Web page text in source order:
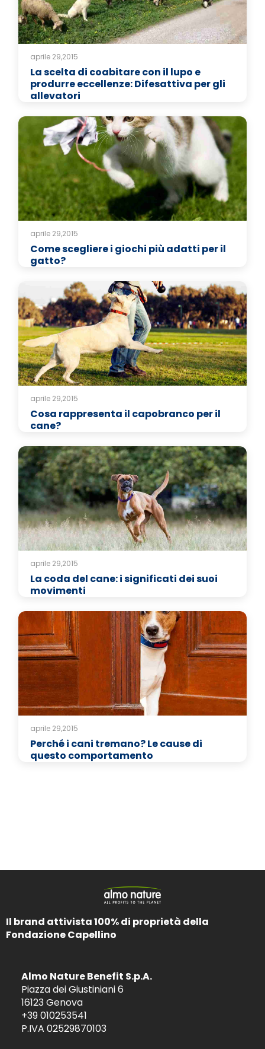
aprile 29,2015
La scelta di coabitare con il lupo e
produrre eccellenze: Difesattiva per gli
allevatori
aprile 29,2015
Come scegliere i giochi più adatti per il
gatto?
aprile 29,2015
Cosa rappresenta il capobranco per il
cane?
aprile 29,2015
La coda del cane: i significati dei suoi
movimenti
aprile 29,2015
Perché i cani tremano? Le cause di
questo comportamento
Il brand attivista 100% di proprietà della
Fondazione Capellino
Almo Nature Benefit S.p.A.
Piazza dei Giustiniani 6
16123 Genova
+39 010253541
P.IVA 02529870103